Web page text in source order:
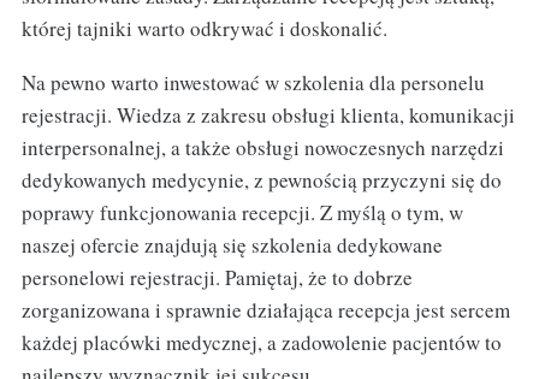
której tajniki warto odkrywać i doskonalić.
Na pewno warto inwestować w szkolenia dla personelu
rejestracji. Wiedza z zakresu obsługi klienta, komunikacji
interpersonalnej, a także obsługi nowoczesnych narzędzi
dedykowanych medycynie, z pewnością przyczyni się do
poprawy funkcjonowania recepcji. Z myślą o tym, w
naszej ofercie znajdują się szkolenia dedykowane
personelowi rejestracji. Pamiętaj, że to dobrze
zorganizowana i sprawnie działająca recepcja jest sercem
każdej placówki medycznej, a zadowolenie pacjentów to